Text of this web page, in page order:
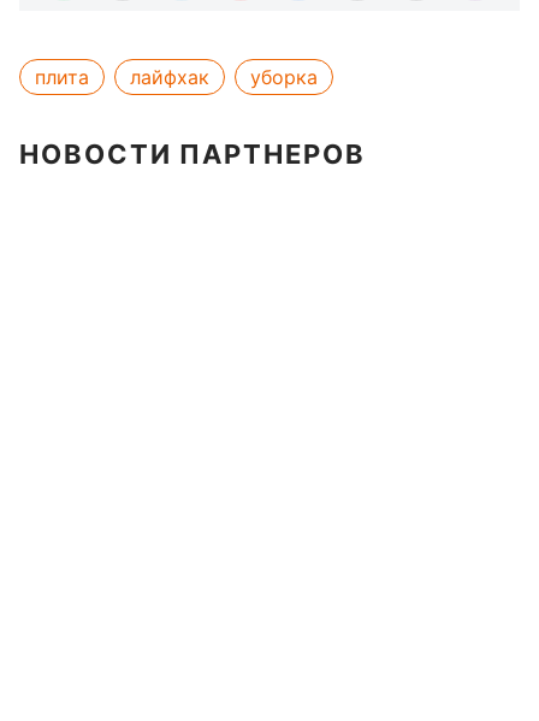
плита лайфхак уборка
НОВОСТИ ПАРТНЕРОВ